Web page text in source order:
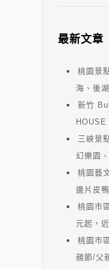
最新文章
桃園景
海、後
新竹
HOUSE
三峽景
幻樂園
桃園藝
邊片皮
桃園市
元起，
桃園市
親節/父